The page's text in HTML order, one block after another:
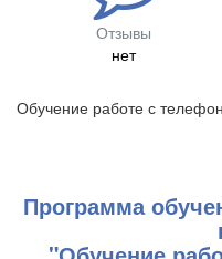
Отзывы
нет
Обучение работе с
Программа